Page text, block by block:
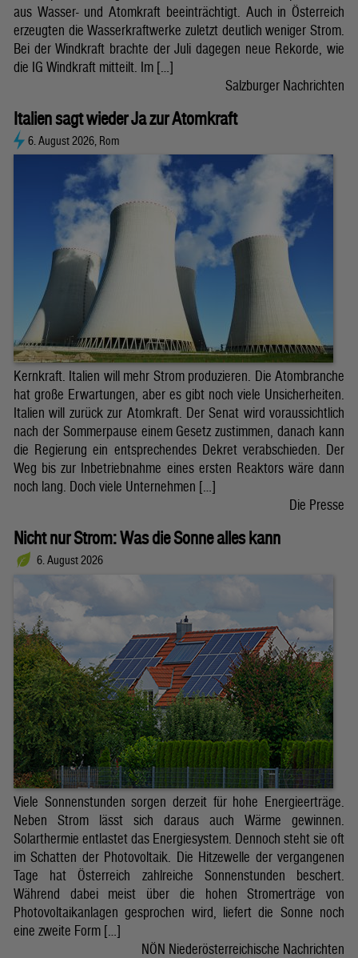
aus Wasser- und Atomkraft beeinträchtigt. Auch in Österreich
erzeugten die Wasserkraftwerke zuletzt deutlich weniger Strom.
Bei der Windkraft brachte der Juli dagegen neue Rekorde, wie
die IG Windkraft mitteilt. Im […]
Salzburger Nachrichten
Italien sagt wieder Ja zur Atomkraft
6. August 2026, Rom
Kernkraft. Italien will mehr Strom produzieren. Die Atombranche
hat große Erwartungen, aber es gibt noch viele Unsicherheiten.
Italien will zurück zur Atomkraft. Der Senat wird voraussichtlich
nach der Sommerpause einem Gesetz zustimmen, danach kann
die Regierung ein entsprechendes Dekret verabschieden. Der
Weg bis zur Inbetriebnahme eines ersten Reaktors wäre dann
noch lang. Doch viele Unternehmen […]
Die Presse
Nicht nur Strom: Was die Sonne alles kann
6. August 2026
Viele Sonnenstunden sorgen derzeit für hohe Energieerträge.
Neben Strom lässt sich daraus auch Wärme gewinnen.
Solarthermie entlastet das Energiesystem. Dennoch steht sie oft
im Schatten der Photovoltaik. Die Hitzewelle der vergangenen
Tage hat Österreich zahlreiche Sonnenstunden beschert.
Während dabei meist über die hohen Stromerträge von
Photovoltaikanlagen gesprochen wird, liefert die Sonne noch
eine zweite Form […]
NÖN Niederösterreichische Nachrichten